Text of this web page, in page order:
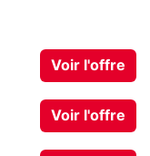
Voir l'offre
Voir l'offre